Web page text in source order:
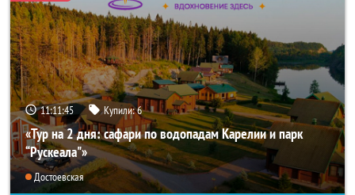
11:11:44 Купили:6
«Тур на 2 дня: сафари по водопадам Карелии и парк
“Рускеала"»
Достоевская